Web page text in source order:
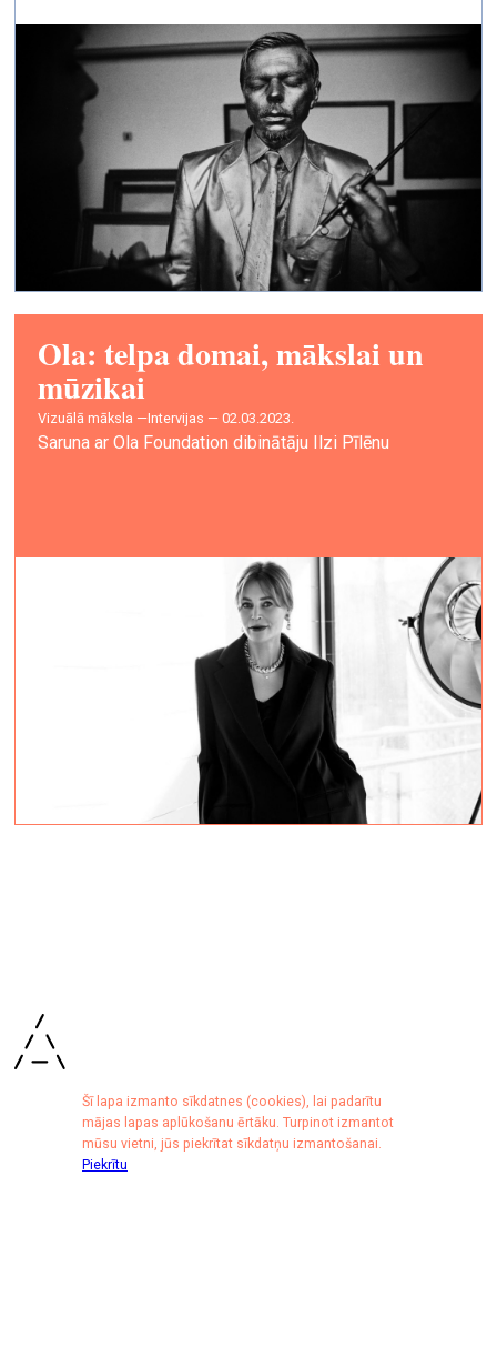
Ola: telpa domai, mākslai un
mūzikai
vizuālā māksla —Intervijas — 02.03.2023.
Saruna ar Ola Foundation dibinātāju Ilzi Pīlēnu